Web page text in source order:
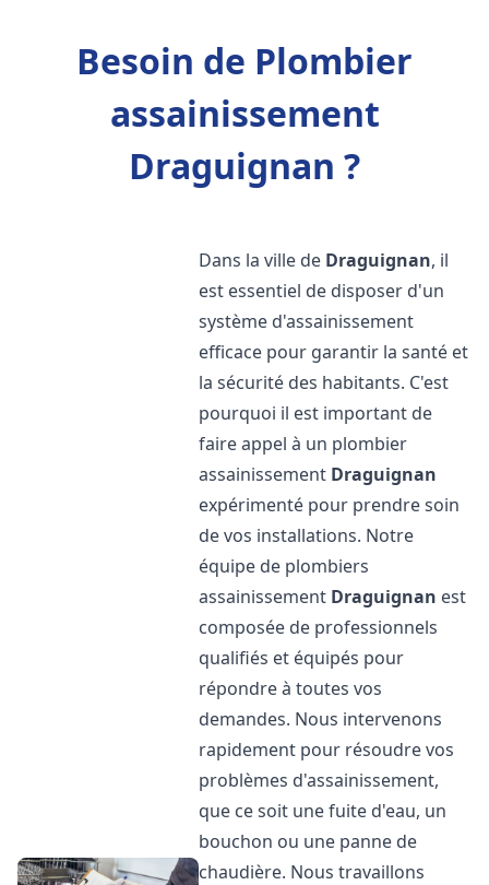
Besoin de Plombier
assainissement
Draguignan ?
Dans la ville de Draguignan, il
est essentiel de disposer d'un
système d'assainissement
efficace pour garantir la santé et
la sécurité des habitants. C'est
pourquoi il est important de
faire appel à un plombier
assainissement Draguignan
expérimenté pour prendre soin
de vos installations. Notre
équipe de plombiers
assainissement Draguignan est
composée de professionnels
qualifiés et équipés pour
répondre à toutes vos
demandes. Nous intervenons
rapidement pour résoudre vos
problèmes d'assainissement,
que ce soit une fuite d'eau, un
bouchon ou une panne de
chaudière. Nous travaillons